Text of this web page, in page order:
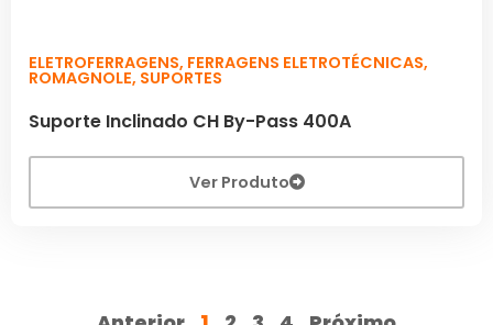
ELETROFERRAGENS, FERRAGENS ELETROTÉCNICAS,
ROMAGNOLE, SUPORTES
Suporte Inclinado CH By-Pass 400A
Ver Produto